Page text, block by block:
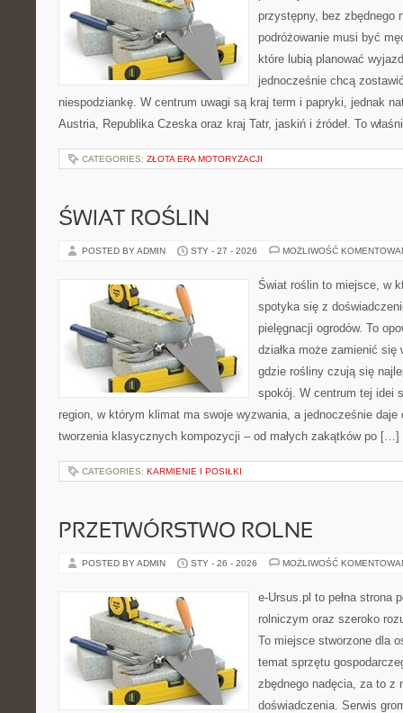
przystępny, bez zbędnego
podróżowanie musi być
które lubią planować
jednocześnie chcą
niespodziankę. W centrum uwagi są kraj term i papryki, jednak
Austria, Republika Czeska oraz kraj Tatr, jaskiń i źródeł. To
CATEGORIES: ZŁOTA ERA MOTORYZACJI
ŚWIAT ROŚLIN
POSTED BY ADMIN STY - 27 - 2026 MOŻLIWOŚĆ
Świat roślin to miejsce, w
spotyka się z
pielęgnacji ogrodów. To
działka może zamienić się
gdzie rośliny czują się
spokój. W centrum tej idei
region, w którym klimat ma swoje wyzwania, a jednocześnie daje
tworzenia klasycznych kompozycji – od małych zakątków po […]
CATEGORIES: KARMIENIE I POSIŁKI
PRZETWÓRSTWO ROLNE
POSTED BY ADMIN STY - 26 - 2026 MOŻLIWOŚĆ
e-Ursus.pl to pełna strona
rolniczym oraz szeroko
To miejsce stworzone dla
temat sprzętu
zbędnego nadęcia, za to z
doświadczenia. Serwis